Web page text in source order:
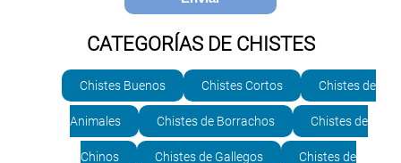
CATEGORÍAS DE CHISTES
Chistes Buenos Chistes Cortos Chistes de
Animales Chistes de Borrachos Chistes de
Chinos Chistes de Gallegos Chistes de